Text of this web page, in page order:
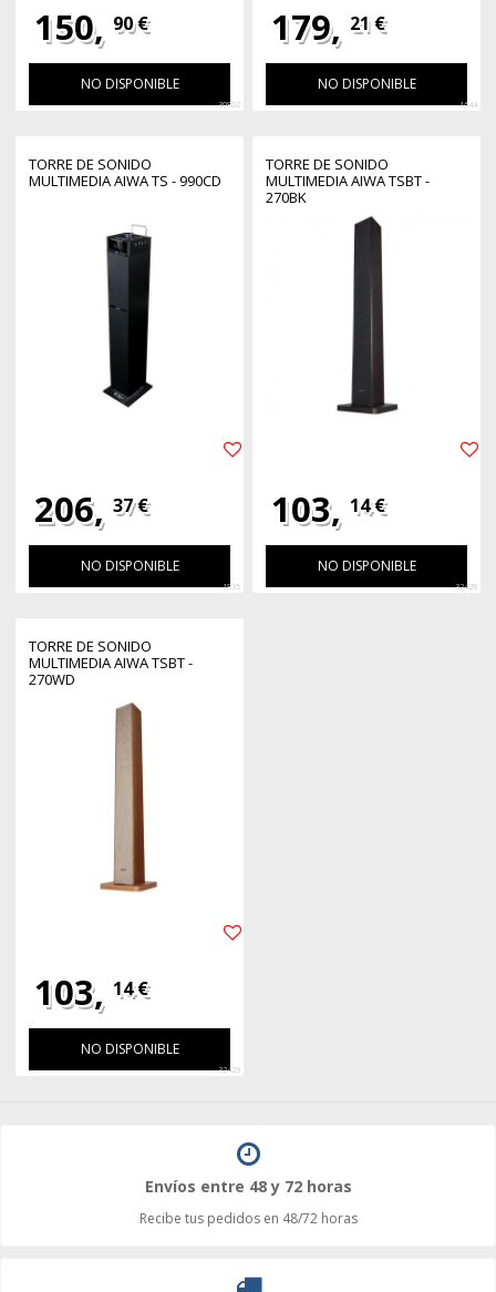
150, 90 €
NO DISPONIBLE
30802
179, 21 €
NO DISPONIBLE
1644
TORRE DE SONIDO
MULTIMEDIA AIWA TS - 990CD
206, 37 €
NO DISPONIBLE
1835
TORRE DE SONIDO
MULTIMEDIA AIWA TSBT -
270BK
103, 14 €
NO DISPONIBLE
32428
TORRE DE SONIDO
MULTIMEDIA AIWA TSBT -
270WD
103, 14 €
NO DISPONIBLE
32429
Envíos entre 48 y 72 horas
Recibe tus pedidos en 48/72 horas